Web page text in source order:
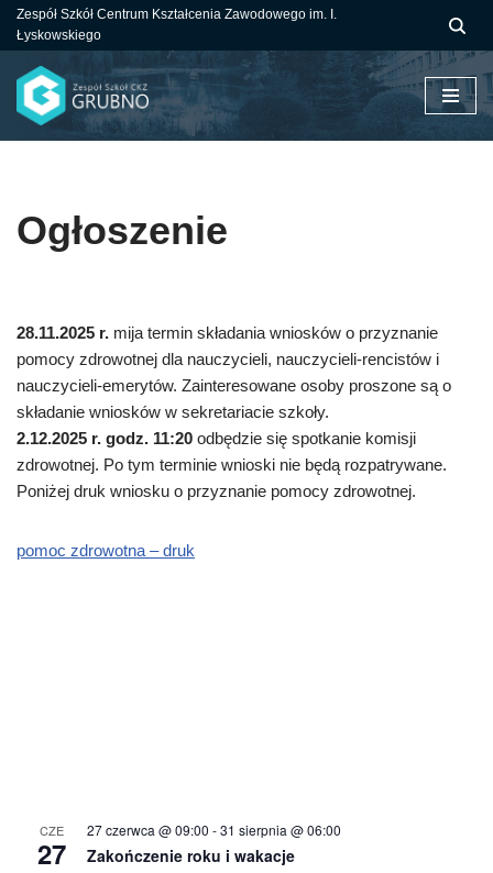
do
treści
Zespół Szkół Centrum Kształcenia Zawodowego im. I.
Łyskowskiego
Ogłoszenie
28.11.2025 r. mija termin składania wniosków o przyznanie
pomocy zdrowotnej dla nauczycieli, nauczycieli-rencistów i
nauczycieli-emerytów. Zainteresowane osoby proszone są o
składanie wniosków w sekretariacie szkoły.
2.12.2025 r. godz. 11:20 odbędzie się spotkanie komisji
zdrowotnej. Po tym terminie wnioski nie będą rozpatrywane.
Poniżej druk wniosku o przyznanie pomocy zdrowotnej.
pomoc zdrowotna – druk
CZE
27
27 czerwca @ 09:00 -31 sierpnia @ 06:00
Zakończenie roku i wakacje